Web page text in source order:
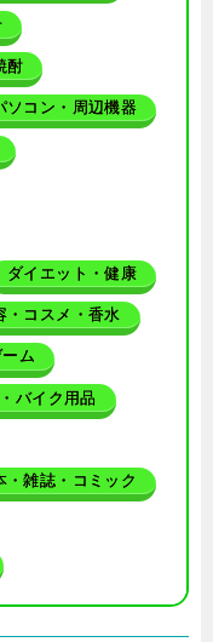
酎
ソコン・周辺機器
ダイエット・健康
・コスメ・香水
ム
バイク用品
・雑誌・コミック